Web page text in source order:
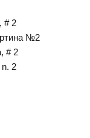
# 2
№2
# 2
2